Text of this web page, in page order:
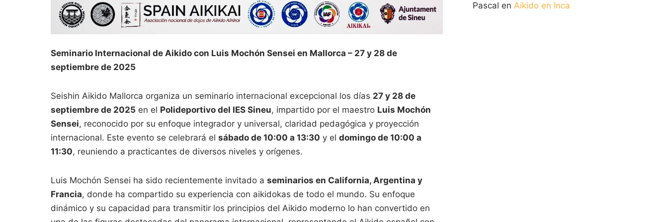
Seminario Internacional de Aikido con Luis Mochón Sensei en Mallorca – 27 y 28 de
septiembre de 2025
Seishin Aikido Mallorca organiza un seminario internacional excepcional los días 27 y 28 de
septiembre de 2025 en el Polideportivo del IES Sineu, impartido por el maestro Luis Mochón
Sensei, reconocido por su enfoque integrador y universal, claridad pedagógica y proyección
internacional. Este evento se celebrará el sábado de 10:00 a 13:30 y el domingo de 10:00 a
11:30, reuniendo a practicantes de diversos niveles y orígenes.
Luis Mochón Sensei ha sido recientemente invitado a seminarios en California, Argentina y
Francia, donde ha compartido su experiencia con aikidokas de todo el mundo. Su enfoque
dinámico y su capacidad para transmitir los principios del Aikido moderno lo han convertido en
Pascal en Aikido en Inca